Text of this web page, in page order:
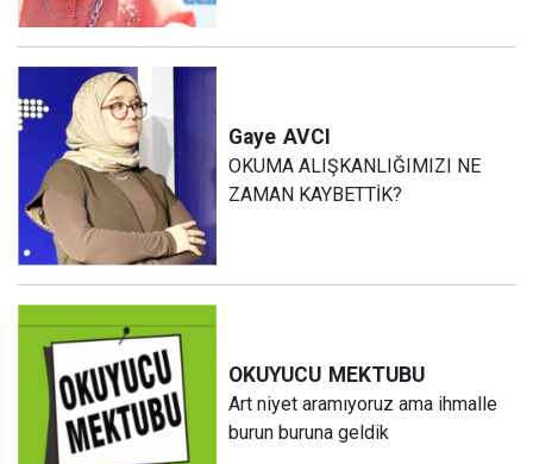
Gaye AVCI
OKUMA ALIŞKANLIĞIMIZI NE
ZAMAN KAYBETTİK?
OKUYUCU MEKTUBU
Art niyet aramıyoruz ama ihmalle
burun buruna geldik